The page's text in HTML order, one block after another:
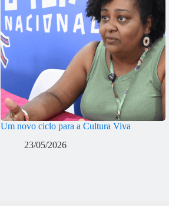
Um novo ciclo para a Cultura Viva
23/05/2026